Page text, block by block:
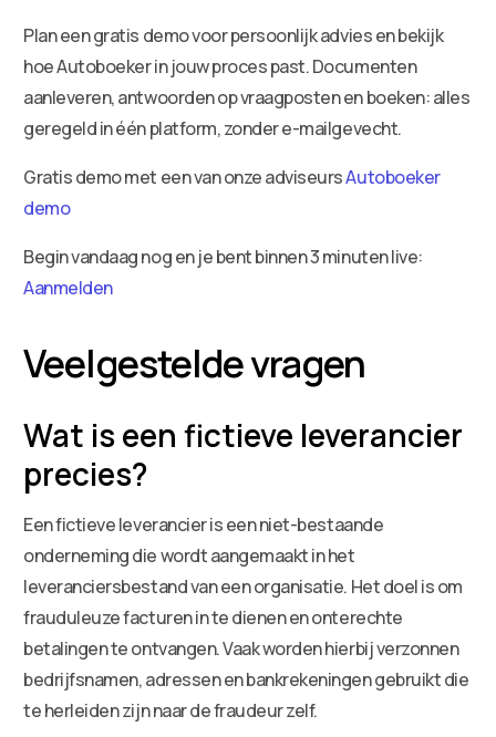
Plan een gratis demo voor persoonlijk advies en bekijk
hoe Autoboeker in jouw proces past. Documenten
aanleveren, antwoorden op vraagposten en boeken: alles
geregeld in één platform, zonder e-mailgevecht.
Gratis demo met een van onze adviseursAutoboeker
demo
Begin vandaag nog en je bent binnen 3 minuten live:
Aanmelden
Veelgestelde vragen
Wat is een fictieve leverancier
precies?
Een fictieve leverancier is een niet-bestaande
onderneming die wordt aangemaakt in het
leveranciersbestand van een organisatie. Het doel is om
frauduleuze facturen in te dienen en onterechte
betalingen te ontvangen. Vaak worden hierbij verzonnen
bedrijfsnamen, adressen en bankrekeningen gebruikt die
te herleiden zijn naar de fraudeur zelf.